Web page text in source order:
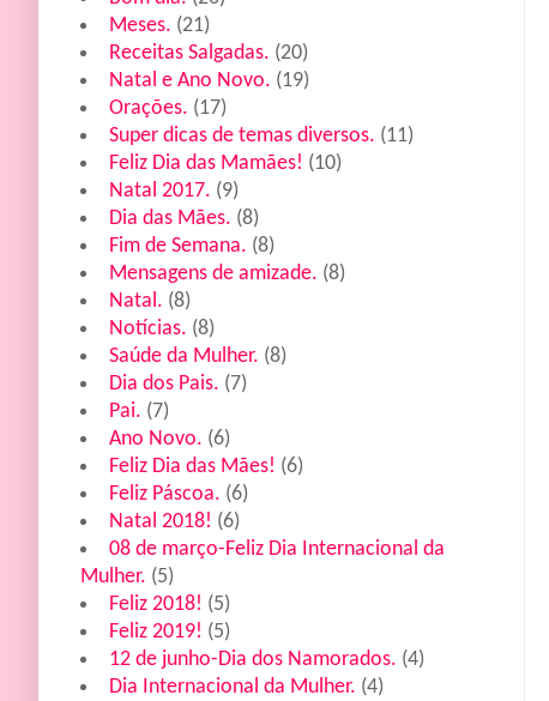
Meses. (21)
Receitas Salgadas. (20)
Natal e Ano Novo. (19)
Orações. (17)
Super dicas de temas diversos. (11)
Feliz Dia das Mamães! (10)
Natal 2017. (9)
Dia das Mães. (8)
Fim de Semana. (8)
Mensagens de amizade. (8)
Natal. (8)
Notícias. (8)
Saúde da Mulher. (8)
Dia dos Pais. (7)
Pai. (7)
Ano Novo. (6)
Feliz Dia das Mães! (6)
Feliz Páscoa. (6)
Natal 2018! (6)
08 de março-Feliz Dia Internacional da
Mulher. (5)
Feliz 2018! (5)
Feliz 2019! (5)
12 de junho-Dia dos Namorados. (4)
Dia Internacional da Mulher. (4)